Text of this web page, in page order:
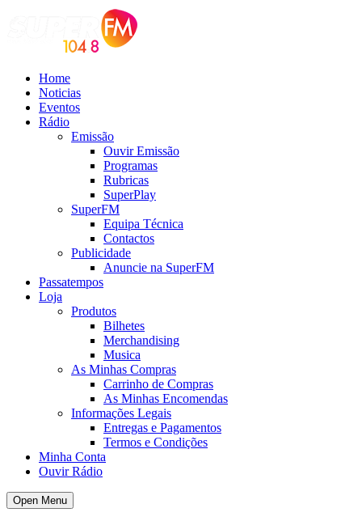
Home
Noticias
Eventos
Rádio
Emissão
Ouvir Emissão
Programas
Rubricas
SuperPlay
SuperFM
Equipa Técnica
Contactos
Publicidade
Anuncie na SuperFM
Passatempos
Loja
Produtos
Bilhetes
Merchandising
Musica
As Minhas Compras
Carrinho de Compras
As Minhas Encomendas
Informações Legais
Entregas e Pagamentos
Termos e Condições
Minha Conta
Ouvir Rádio
Open Menu